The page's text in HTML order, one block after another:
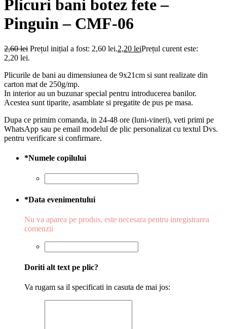
Plicuri bani botez fete –
Pinguin – CMF-06
2,60lei Prețul inițial a fost: 2,60 lei.2,20 leiPrețul curent este:
2,20 lei.
Plicurile de bani au dimensiunea de 9x21cm si sunt realizate din
carton mat de 250g/mp.
In interior au un buzunar special pentru introducerea banilor.
Acestea sunt tiparite, asamblate si pregatite de pus pe masa.
Dupa ce primim comanda, in 24-48 ore (luni-vineri), veti primi pe
WhatsApp sau pe email modelul de plic personalizat cu textul Dvs.
pentru verificare si confirmare.
*Numele copilului
*Data evenimentului
Nu va aparea pe produs, este necesara pentru inregistrarea
comenzii
Doriti alt text pe plic?
Va rugam sa il specificati in casuta de mai jos: